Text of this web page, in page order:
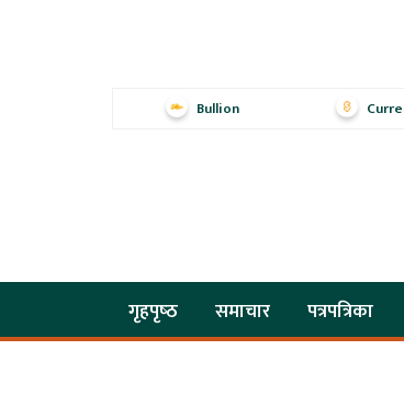
Bullion
गृहपृष्‍ठ समाचार पत्रपत्रिका